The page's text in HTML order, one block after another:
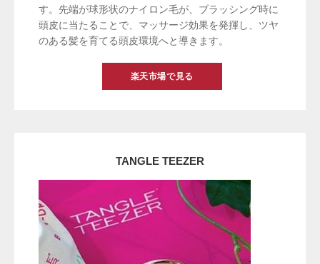
す。先端が球形状のナイロン毛が、ブラッシング時に
頭皮に当たることで、マッサージ効果を発揮し、ツヤ
のある髪を育てる頭皮環境へと導きます。
楽天市場で見る
TANGLE TEEZER